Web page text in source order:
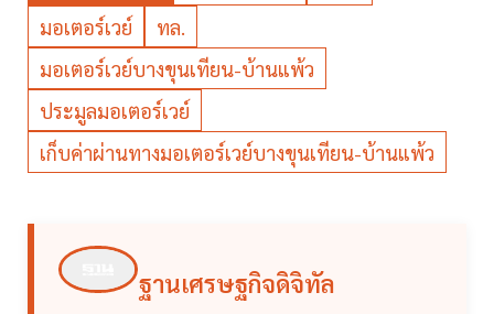
มอเตอร์เวย์
ทล.
มอเตอร์เวย์บางขุนเทียน-บ้านแพ้ว
ประมูลมอเตอร์เวย์
เก็บค่าผ่านทางมอเตอร์เวย์บางขุนเทียน-บ้านแพ้ว
ฐานเศรษฐกิจดิจิทัล